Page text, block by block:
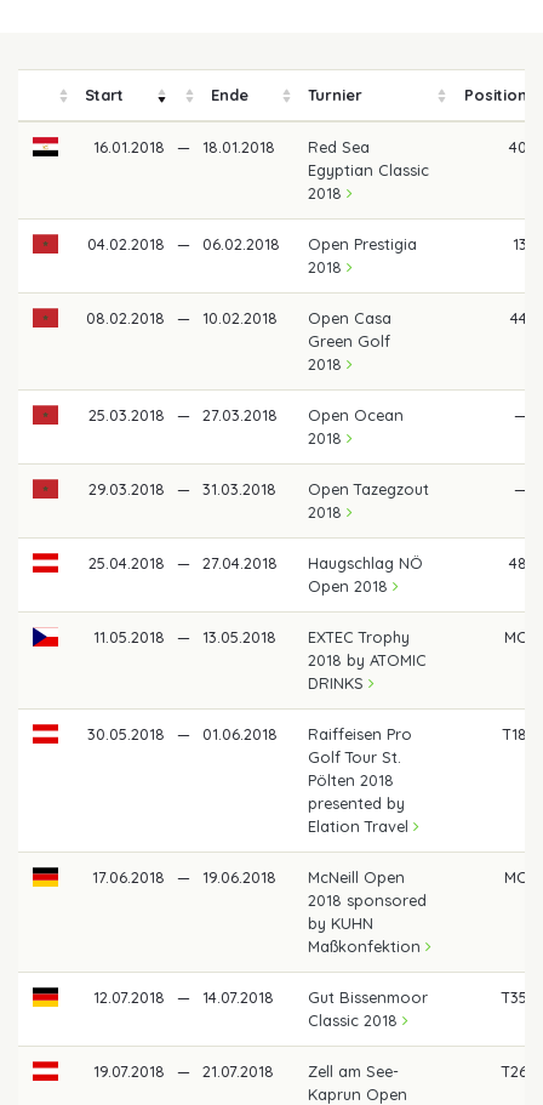
Start Ende Turnier Position
16.01.2018 — 18.01.2018
Red Sea
Egyptian Classic
2018
40
04.02.2018 — 06.02.2018
Open Prestigia
2018
13
08.02.2018 — 10.02.2018
Open Casa
Green Golf
2018
44
25.03.2018 — 27.03.2018
Open Ocean
2018
—
29.03.2018 — 31.03.2018
Open Tazegzout
2018
—
25.04.2018 — 27.04.2018
Haugschlag NÖ
Open 2018
48
11.05.2018 — 13.05.2018
EXTEC Trophy
2018 by ATOMIC
DRINKS
MC
30.05.2018 — 01.06.2018
Raiffeisen Pro
Golf Tour St.
Pölten 2018
presented by
Elation Travel
T18
17.06.2018 — 19.06.2018
McNeill Open
2018 sponsored
by KUHN
Maßkonfektion
MC
12.07.2018 — 14.07.2018
Gut Bissenmoor
Classic 2018
T35
19.07.2018 — 21.07.2018
Zell am See-
Kaprun Open
T26